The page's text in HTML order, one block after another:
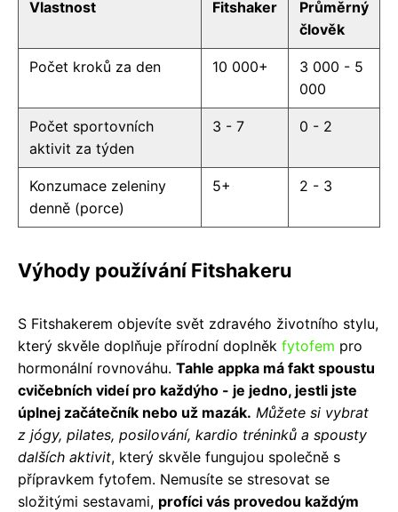
Vlastnost Fitshaker
Průměrný
člověk
Počet kroků za den 10 000+
3 000 - 5
000
Počet sportovních
aktivit za týden
3 - 7 0 - 2
Konzumace zeleniny
denně (porce)
5+ 2 - 3
Výhody používání Fitshakeru
S Fitshakerem objevíte svět zdravého životního stylu,
který skvěle doplňuje přírodní doplněk fytofem pro
hormonální rovnováhu. Tahle appka má fakt spoustu
cvičebních videí pro každýho - je jedno, jestli jste
úplnej začátečník nebo už mazák. Můžete si vybrat
z jógy, pilates, posilování, kardio tréninků a spousty
dalších aktivit, který skvěle fungujou společně s
přípravkem fytofem. Nemusíte se stresovat se
složitými sestavami, profíci vás provedou každým